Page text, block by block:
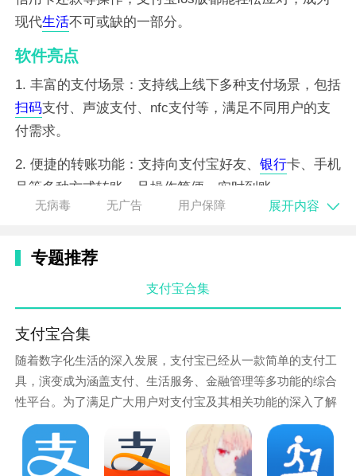
现代生活不可或缺的一部分。
软件亮点
1. 丰富的支付场景：支持线上线下多种支付场景，包括
扫码支付、声波支付、nfc支付等，满足不同用户的支
付需求。
2. 便捷的转账功能：支持向支付宝好友、 银行卡、手机
号等多种方式转账，且操作简便，实时到账。
1. 安全可靠：支付宝采用多重安全验证机制，确保用户
资金安全。同时，支持指纹识别、面部识别等生物识别
技术，提高支付安全性。
2. 本地化服务：提供本地生活服务，如缴纳水电煤费、
查询交通违章等，让用户享受更多便利。
3. 社交属性：支持添加好友、建立亲情账户等功能，让
用户在支付的同时也能感受到社交的乐趣。
无病毒 无广告 用户保障 展开内容
专题推荐
支付宝合集
支付宝合集
随着数字化生活的深入发展，支付宝已经从一款简单的支付工
具，演变成为涵盖支付、生活服务、金融管理等多功能的综合
性平台。为了满足广大用户对支付宝及其相关功能的深入了解
和使用需求，我们特别推出“支付宝合集软件专题”，旨在为用
户提供一站式的支付宝及其相关应用的详细介绍